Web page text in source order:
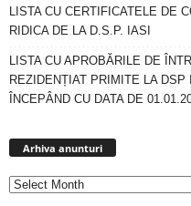
LISTA CU CERTIFICATELE DE
RIDICA DE LA D.S.P. IASI
LISTA CU APROBĂRILE DE
REZIDENȚIAT PRIMITE LA DSP
ÎNCEPÂND CU DATA DE
Arhiva anunturi